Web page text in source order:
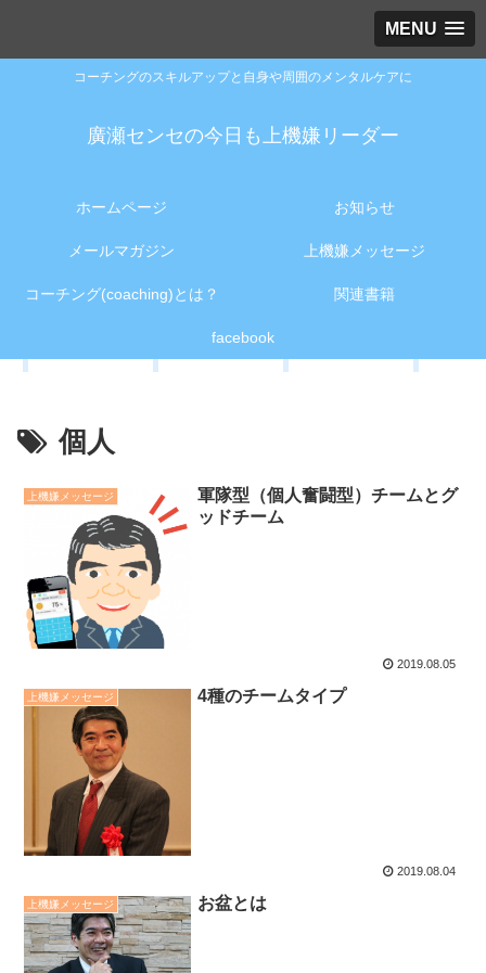
MENU
コーチングのスキルアップと自身や周囲のメンタルケアに
廣瀬センセの今日も上機嫌リーダー
ホームページ お知らせ
メールマガジン 上機嫌メッセージ
コーチング(coaching)とは？ 関連書籍
facebook
個人
上機嫌メッセージ
軍隊型（個人奮闘型）チームとグ
ッドチーム
2019.08.05
上機嫌メッセージ 4種のチームタイプ
2019.08.04
上機嫌メッセージ お盆とは